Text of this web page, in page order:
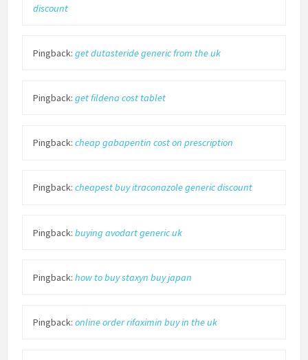
discount
Pingback: get dutasteride generic from the uk
Pingback: get fildena cost tablet
Pingback: cheap gabapentin cost on prescription
Pingback: cheapest buy itraconazole generic discount
Pingback: buying avodart generic uk
Pingback: how to buy staxyn buy japan
Pingback: online order rifaximin buy in the uk